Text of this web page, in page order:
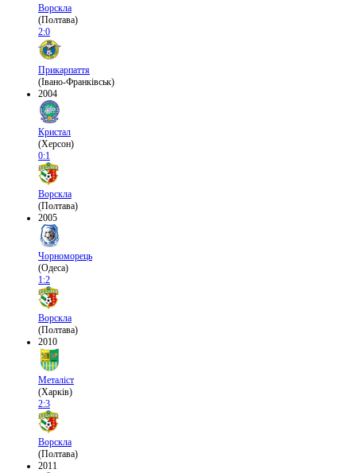
Ворскла
(Полтава)
2:0
Прикарпаття
(Івано-Франківськ)
2004
Кристал
(Херсон)
0:1
Ворскла
(Полтава)
2005
Чорноморець
(Одеса)
1:2
Ворскла
(Полтава)
2010
Металіст
(Харків)
2:3
Ворскла
(Полтава)
2011